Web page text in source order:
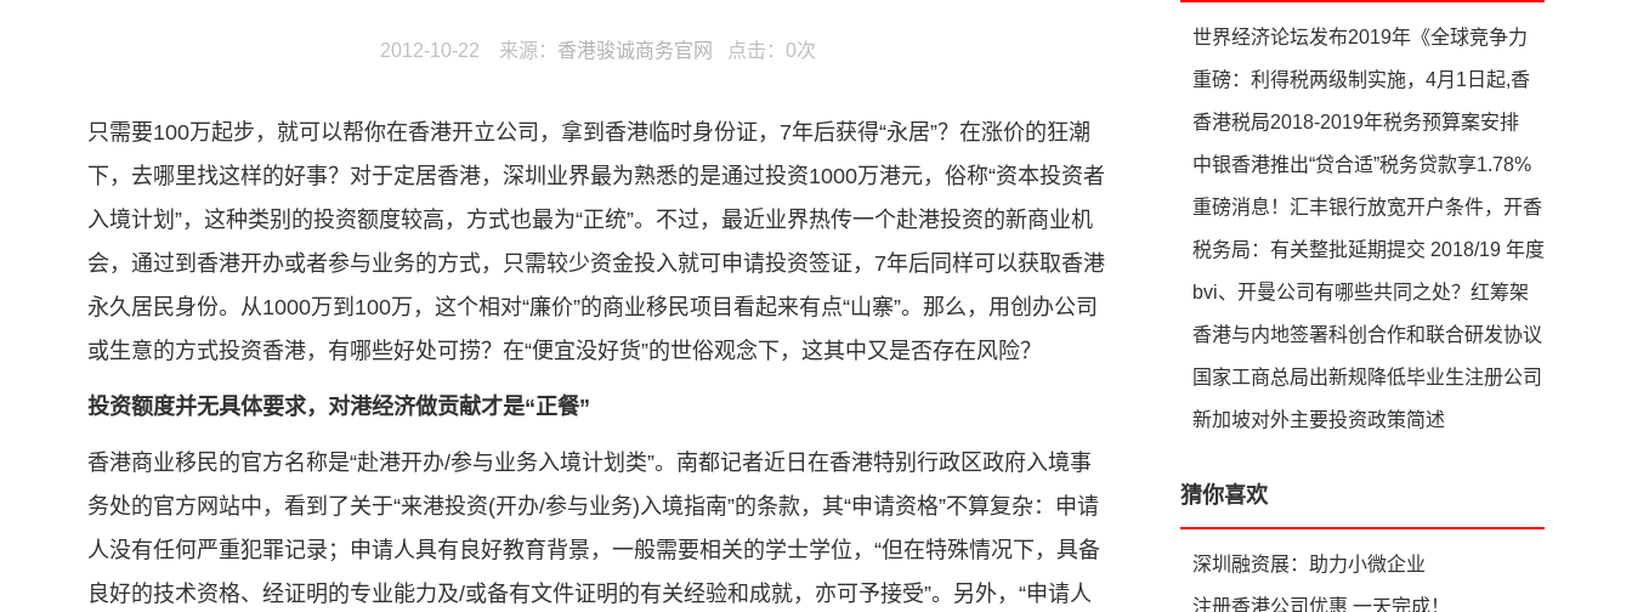
2012-10-22 来源： 香港骏诚商务官网 点击： 0次
只需要100万起步，就可以帮你在香港开立公司，拿到香港临时身份证，7年后获得“永居”？在涨价的狂潮
下，去哪里找这样的好事？对于定居香港，深圳业界最为熟悉的是通过投资1000万港元，俗称“资本投资者
入境计划”，这种类别的投资额度较高，方式也最为“正统”。不过，最近业界热传一个赴港投资的新商业机
会，通过到香港开办或者参与业务的方式，只需较少资金投入就可申请投资签证，7年后同样可以获取香港
永久居民身份。从1000万到100万，这个相对“廉价”的商业移民项目看起来有点“山寨”。那么，用创办公司
或生意的方式投资香港，有哪些好处可捞？在“便宜没好货”的世俗观念下，这其中又是否存在风险？
投资额度并无具体要求，对港经济做贡献才是“正餐”
香港商业移民的官方名称是“赴港开办/参与业务入境计划类”。南都记者近日在香港特别行政区政府入境事
务处的官方网站中，看到了关于“来港投资(开办/参与业务)入境指南”的条款，其“申请资格”不算复杂：申请
人没有任何严重犯罪记录；申请人具有良好教育背景，一般需要相关的学士学位，“但在特殊情况下，具备
良好的技术资格、经证明的专业能力及/或备有文件证明的有关经验和成就，亦可予接受”。另外，“申请人
世界经济论坛发布2019年《全球竞争力
报告》，香港排名第3位，中国内地排名
重磅：利得税两级制实施，4月1日起,香
港公司利得税下降至8.25%
香港税局2018-2019年税务预算案安排
中银香港推出“贷合适”税务贷款享1.78%
低息
重磅消息！汇丰银行放宽开户条件，开香
港账户不再难！
税务局：有关整批延期提交 2018/19 年度
利得税报税表的安排事宜
bvi、开曼公司有哪些共同之处？红筹架
构中离岸主体为何再设置一层香港公司
香港与内地签署科创合作和联合研发协议
国家工商总局出新规降低毕业生注册公司
门槛
新加坡对外主要投资政策简述
猜你喜欢
深圳融资展：助力小微企业
注册香港公司优惠 一天完成！